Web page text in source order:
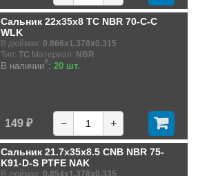
Сальник 22x35x8 TC NBR 70-C-C
WLK
В дюймах: 0.866x1.378x0.315
Тип: TC Материал: NBR
В наличии?: 20 шт.
149 ₽ − +
Сальник 21.7x35x8.5 CNB NBR 75-
K91-D-S PTFE NAK